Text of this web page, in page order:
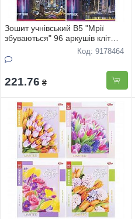
Зошит учнівський В5 "Мрії
збуваються" 96 аркушів кліт
"Нiчнi мicта" 3634 8штКод: 9178464
221.76 ₴